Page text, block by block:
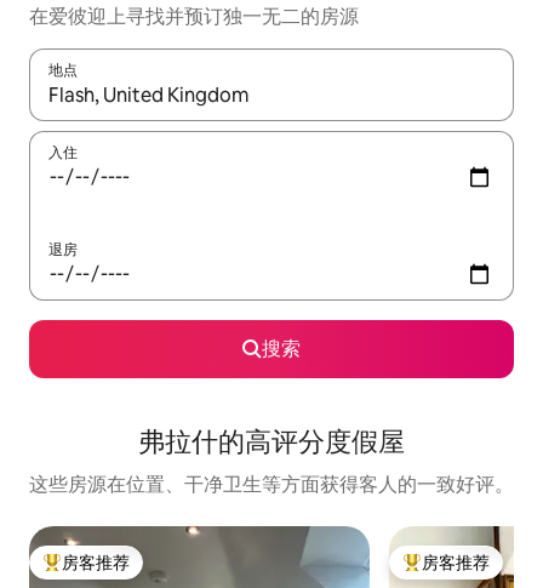
在爱彼迎上寻找并预订独一无二的房源
地点
如有搜索结果，请使用上下方向键查看，或通过点击或滑动手势
入住
退房
搜索
弗拉什的高评分度假屋
这些房源在位置、干净卫生等方面获得客人的一致好评。
热门「房客推荐」
房客推荐 热门「房客推荐」
房客推荐